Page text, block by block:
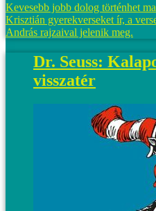
Kevesebb jobb dolog történhet
Krisztián gyerekverseket ír, a
András rajzaival jelenik meg.
Dr. Seuss:
visszatér